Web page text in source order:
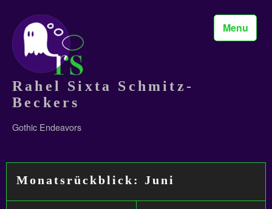
content
Rahel Sixta Schmitz-
Beckers
Gothic Endeavors
Menu
Monatsrückblick: Juni